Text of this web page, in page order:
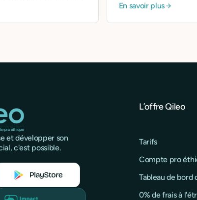
pour anticiper les
En savoir plus
et développer son
c'est possible.
L’offre Qileo
Tarifs
Compte pro
Tableau de bord
0% de frais à